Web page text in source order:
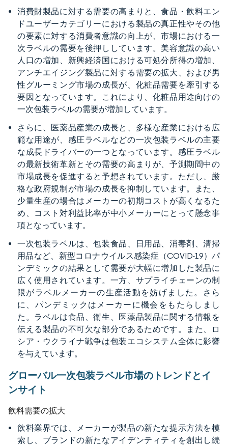
消費財製品に対する需要の高まりと、食品・飲料エン
ドユーザーカテゴリーにおける製品の真正性やその他
の要素に対する消費者意識の向上が、市場における一
次ラベルの需要を後押ししています。美容意識の高い
人口の増加、新興経済国における可処分所得の増加、
アンチエイジング製品に対する需要の拡大、および男
性グルーミング市場の成長が、化粧品需要を牽引する
要因となっています。これにより、化粧品用途向けの
一次包装ラベルの需要が増加しています。
さらに、医薬品産業の成長と、多様な産業における広
範な用途が、感圧ラベルなどの一次包装ラベルの主要
な成長ドライバーの一つとなっています。感圧ラベル
の最新技術革新とその需要の高まりが、予測期間中の
市場成長を促進すると予想されています。ただし、厳
格な政府規制が市場の成長を抑制しています。また、
少量生産の場合はメーカーの初期コストが高くなるた
め、コスト対利益比率が中小メーカーにとって懸念事
項となっています。
一次包装ラベルは、包装食品、日用品、消毒剤、清掃
用品など、新型コロナウイルス感染症（COVID-19）パ
ンデミックの結果として需要が大幅に増加した製品に
広く使用されています。一方、サプライチェーンの制
限がラベルメーカーの生産活動を妨げました。さら
に、パンデミックはメーカーに機会をもたらしまし
た。ラベルは食品、衛生、医薬品製品に関する情報を
伝える製品の不可欠な部分であるためです。また、ロ
シア・ウクライナ戦争は包装エコシステム全体に影響
を与えています。
グローバル一次包装ラベル市場のトレンドとイ
ンサイト
飲料需要の拡大
飲料業界では、メーカーが製品の新たな提示方法を模
索し、ブランドの新たなアイデンティティを創出し続